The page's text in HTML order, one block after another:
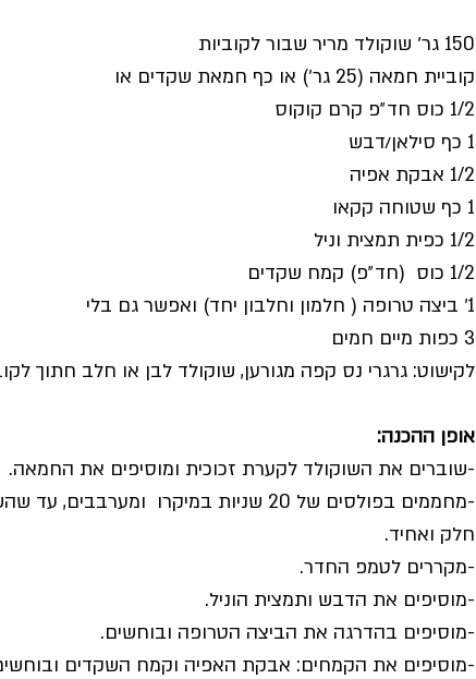
150 גר׳ שוקולד מריר שבור לקוביות
קוביית חמאה (25 גר׳) או כף חמאת שקדים או
1/2 כוס חד״פ קרם קוקוס
1 כף סילאן/דבש
1/2 אבקת אפיה
1 כף שטוחה קקאו
1/2 כפית תמצית וניל
1/2 כוס  (חד״פ) קמח שקדים
1׳ ביצה טרופה ( חלמון וחלבון יחד) ואפשר גם בלי
3 כפות מיים חמים
לקישוט: גרגרי נס קפה מגורען, שוקולד לבן או חלב חתוך
אופן ההכנה:
-שוברים את השוקולד לקערת זכוכית ומוסיפים את החמאה.
-מחממים בפולסים של 20 שניות במיקרו
חלק ואחיד.
-מקררים לטמפ החדר.
-מוסיפים את הדבש ותמצית הוניל.
-מוסיפים בהדרגה את הביצה הטרופה ובוחשים.
-מוסיפים את הקמחים: אבקת האפיה וקמח השקדים